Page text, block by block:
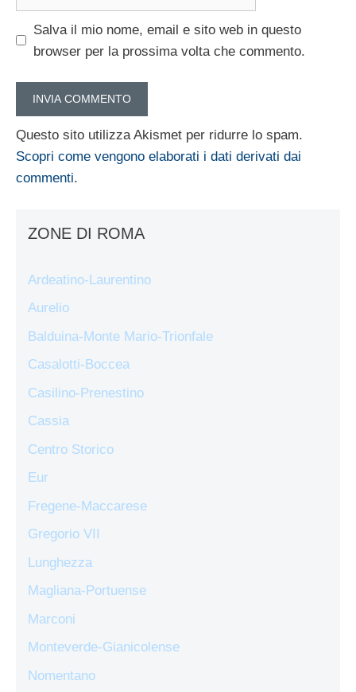
Salva il mio nome, email e sito web in questo
browser per la prossima volta che commento.
Questo sito utilizza Akismet per ridurre lo spam.
Scopri come vengono elaborati i dati derivati dai
commenti.
ZONE DI ROMA
Ardeatino-Laurentino
Aurelio
Balduina-Monte Mario-Trionfale
Casalotti-Boccea
Casilino-Prenestino
Cassia
Centro Storico
Eur
Fregene-Maccarese
Gregorio VII
Lunghezza
Magliana-Portuense
Marconi
Monteverde-Gianicolense
Nomentano